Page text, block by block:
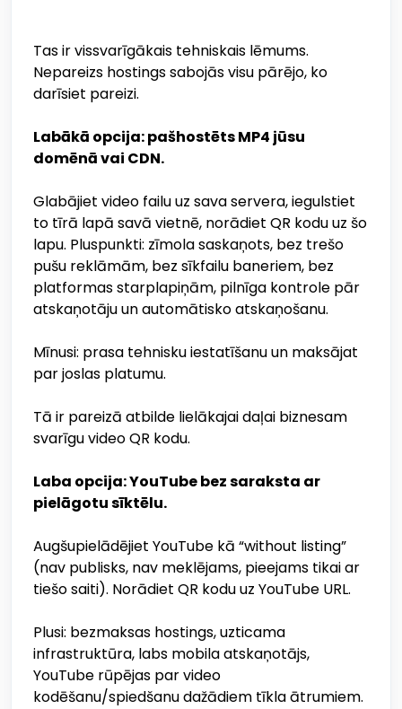
Tas ir vissvarīgākais tehniskais lēmums.
Nepareizs hostings sabojās visu pārējo, ko
darīsiet pareizi.
Labākā opcija: pašhostēts MP4 jūsu
domēnā vai CDN.
Glabājiet video failu uz sava servera, iegulstiet
to tīrā lapā savā vietnē, norādiet QR kodu uz šo
lapu. Pluspunkti: zīmola saskaņots, bez trešo
pušu reklāmām, bez sīkfailu baneriem, bez
platformas starplapiņām, pilnīga kontrole pār
atskaņotāju un automātisko atskaņošanu.
Mīnusi: prasa tehnisku iestatīšanu un maksājat
par joslas platumu.
Tā ir pareizā atbilde lielākajai daļai biznesam
svarīgu video QR kodu.
Laba opcija: YouTube bez saraksta ar
pielāgotu sīktēlu.
Augšupielādējiet YouTube kā “without listing”
(nav publisks, nav meklējams, pieejams tikai ar
tiešo saiti). Norādiet QR kodu uz YouTube URL.
Plusi: bezmaksas hostings, uzticama
infrastruktūra, labs mobila atskaņotājs,
YouTube rūpējas par video
kodēšanu/spiedšanu dažādiem tīkla ātrumiem.